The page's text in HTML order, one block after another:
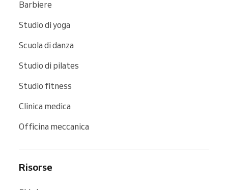
Barbiere
Studio di yoga
Scuola di danza
Studio di pilates
Studio fitness
Clinica medica
Officina meccanica
Risorse